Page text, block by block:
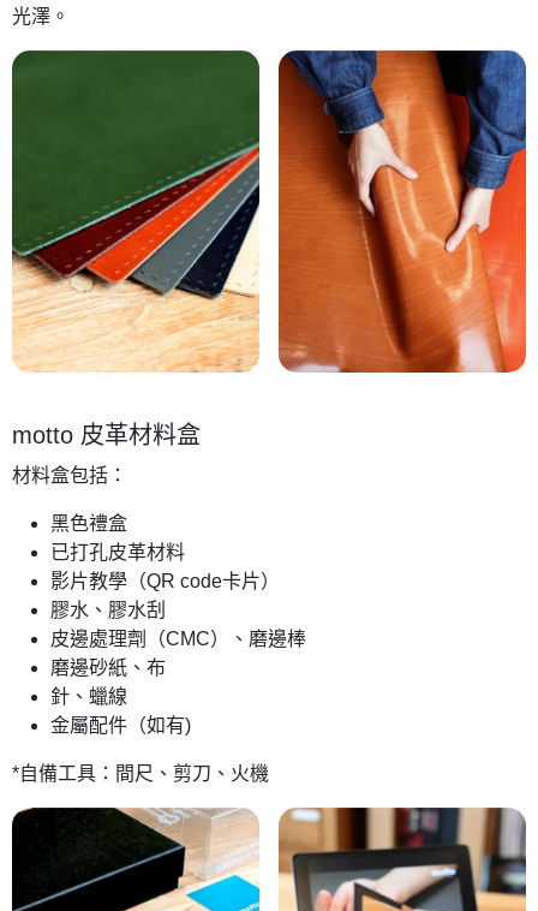
光澤。
motto 皮革材料盒
材料盒包括：
黑色禮盒
已打孔皮革材料
影片教學（QR code卡片）
膠水、膠水刮
皮邊處理劑（CMC）、磨邊棒
磨邊砂紙、布
針、蠟線
金屬配件（如有)
*自備工具：間尺、剪刀、火機